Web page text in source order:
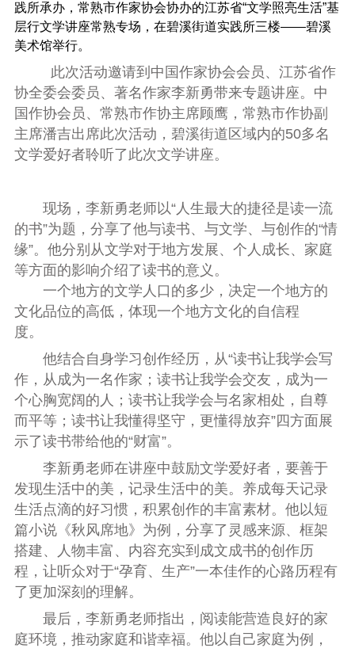
践所承办，常熟市作家协会协办的江苏省“文学照亮生活”基
层行文学讲座常熟专场，在碧溪街道实践所三楼——碧溪
美术馆举行。
此次活动邀请到中国作家协会会员、江苏省作
协全委会委员、著名作家李新勇带来专题讲座。中
国作协会员、常熟市作协主席顾鹰，常熟市作协副
主席潘吉出席此次活动，碧溪街道区域内的50多名
文学爱好者聆听了此次文学讲座。
现场，李新勇老师以“人生最大的捷径是读一流
的书”为题，分享了他与读书、与文学、与创作的“情
缘”。他分别从文学对于地方发展、个人成长、家庭
等方面的影响介绍了读书的意义。
一个地方的文学人口的多少，决定一个地方的
文化品位的高低，体现一个地方文化的自信程
度。
他结合自身学习创作经历，从“读书让我学会写
作，从成为一名作家；读书让我学会交友，成为一
个心胸宽阔的人；读书让我学会与名家相处，自尊
而平等；读书让我懂得坚守，更懂得放弃”四方面展
示了读书带给他的“财富”。
李新勇老师在讲座中鼓励文学爱好者，要善于
发现生活中的美，记录生活中的美。养成每天记录
生活点滴的好习惯，积累创作的丰富素材。他以短
篇小说《秋风席地》为例，分享了灵感来源、框架
搭建、人物丰富、内容充实到成文成书的创作历
程，让听众对于“孕育、生产”一本佳作的心路历程有
了更加深刻的理解。
最后，李新勇老师指出，阅读能营造良好的家
庭环境，推动家庭和谐幸福。他以自己家庭为例，